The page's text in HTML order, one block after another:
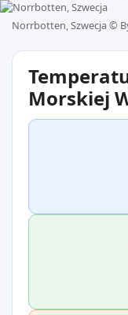
Norrbotten, Szwecja ©
Morskiej